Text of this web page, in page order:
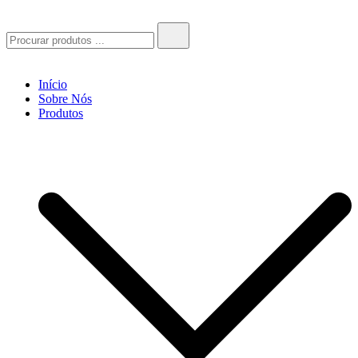
for:
Início
Sobre Nós
Produtos